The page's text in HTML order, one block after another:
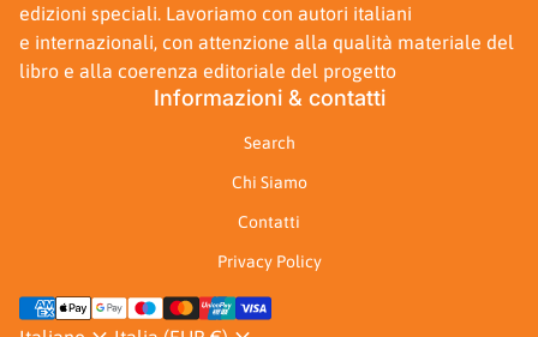
edizioni speciali. Lavoriamo con autori italiani
e internazionali, con attenzione alla qualità materiale del
libro e alla coerenza editoriale del progetto
Informazioni & contatti
Search
Chi Siamo
Contatti
Privacy Policy
Metodi di pagamento